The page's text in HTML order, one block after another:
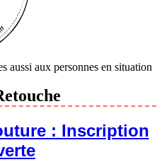
aussi aux personnes en situation
: Inscription